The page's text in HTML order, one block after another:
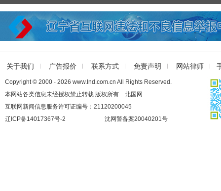
关于我们 广告报价 联系方式 免责声明 网站律师
Copyright © 2000 - 2026 www.lnd.com.cn All Rights Reserved.
本网站各类信息未经授权禁止转载 版权所有 北国网
互联网新闻信息服务许可证编号：21120200045
辽ICP备14017367号-2
沈网警备案20040201号